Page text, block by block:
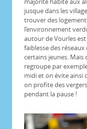
jusque dans les
trouver des
l’environnement
autour de Vourles
faiblesse des
certains jeunes. Mais
regroupe par
midi et on évite ainsi
on profite des
pendant la pause !